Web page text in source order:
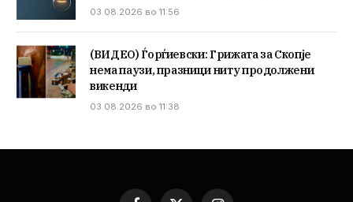
03.08.2026 во 11:56
(ВИДЕО) Ѓорѓиевски: Грижата за Скопје
нема паузи, празници ниту продолжени
викенди
03.08.2026 во 11:38